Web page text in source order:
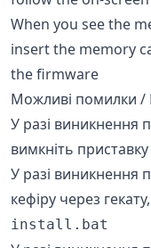
When you see the
insert the memory
the firmware
Можливі помилки /
У разі виникнення
вимкніть
У разі виникнення
кефіру через
install.bat